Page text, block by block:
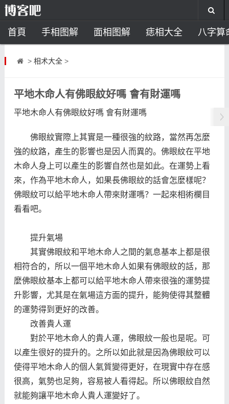
首頁 手相图解 面相图解 痣相大全 八字算
风水开运 助运饰品
> 相术大全>
平地木命人有佛眼紋好嗎 會有財運嗎
平地木命人有佛眼紋好嗎 會有財運嗎
佛眼紋實際上其實是一種很強的紋路，當然再怎麼
強的紋路，產生的影響也是因人而異的。佛眼紋在平地
木命人身上可以產生的影響自然也是如此。在運勢上看
來，作為平地木命人，如果長佛眼紋的話會怎麼樣呢？
佛眼紋可以給平地木命人帶來財運嗎？一起來相術欄目
看看吧。
提升氣場
其實佛眼紋和平地木命人之間的氣息基本上都是很
相符合的，所以一個平地木命人如果有佛眼紋的話，那
麼佛眼紋基本上都可以給平地木命人帶來很強的運勢提
升影響，尤其是在氣場這方面的提升，能夠使得其整體
的運勢得到更好的改善。
改善貴人運
對於平地木命人的貴人運，佛眼紋一般也是呢。可
以產生很好的提升的。之所以如此就是因為佛眼紋可以
使得平地木命人的個人氣質變得更好，在現實中存在感
很高，氣勢也足夠，容易被人看得起。所以佛眼紋自然
就能夠讓平地木命人貴人運變好了。